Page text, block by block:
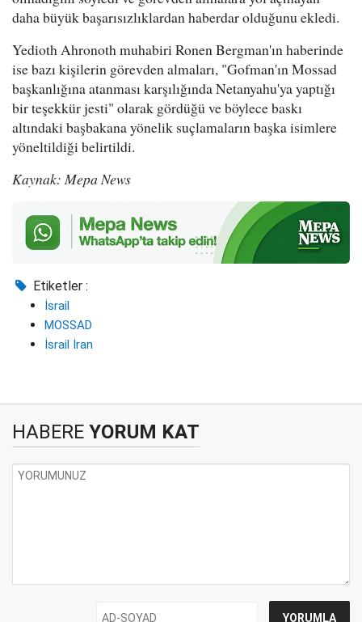
daha büyük başarısızlıklardan haberdar olduğunu ekledi.
Yedioth Ahronoth muhabiri Ronen Bergman'ın haberinde
ise bazı kişilerin görevden almaları, "Gofman'ın Mossad
başkanlığına atanması karşılığında Netanyahu'ya yaptığı
bir teşekkür jesti" olarak gördüğü ve böylece baskı
altındaki başbakana yönelik suçlamaların başka isimlere
yöneltildiği belirtildi.
Kaynak: Mepa News
Etiketler :
İsrail
MOSSAD
İsrail İran
HABERE YORUM KAT